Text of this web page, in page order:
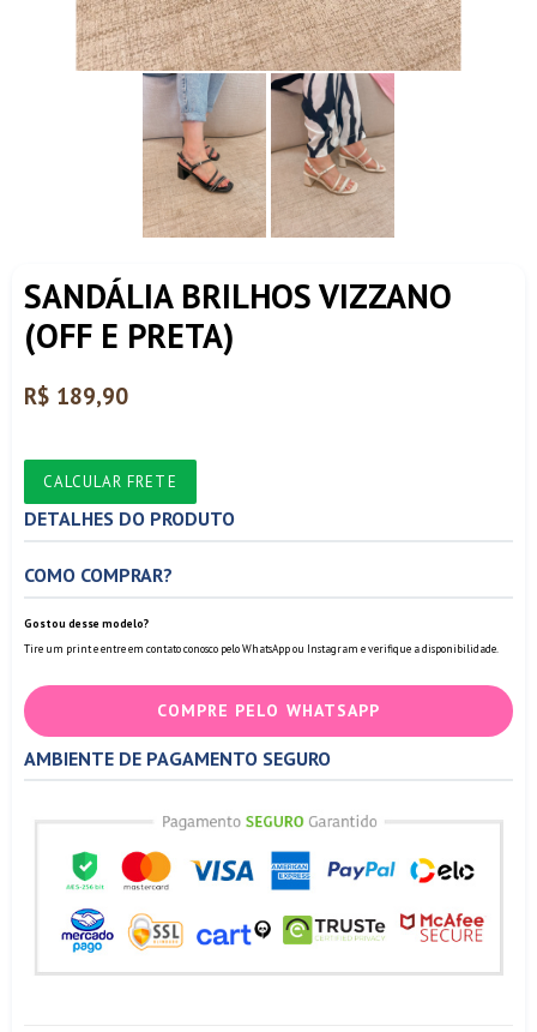
SANDÁLIA BRILHOS VIZZANO
(OFF E PRETA)
Preço
R$ 189,90
CALCULAR FRETE
DETALHES DO PRODUTO
COMO COMPRAR?
Gostou desse modelo?
Tire um print e entre em contato conosco pelo WhatsApp ou Instagram e verifique a disponibilidade.
COMPRE PELO WHATSAPP
AMBIENTE DE PAGAMENTO SEGURO